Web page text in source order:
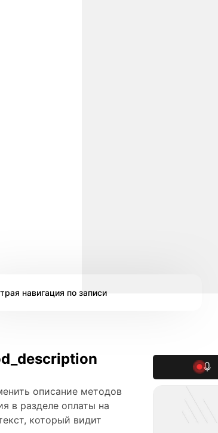
навигация по записи
описание методов
в разделе оплаты на
который видит